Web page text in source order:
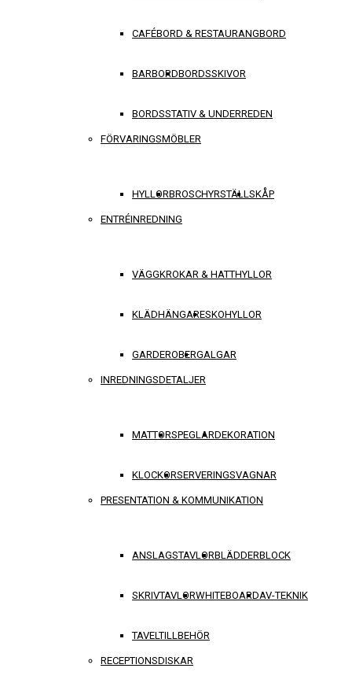
CAFÉBORD & RESTAURANGBORD
BARBORDBORDSSKIVOR
BORDSSTATIV & UNDERREDEN
FÖRVARINGSMÖBLER
HYLLORBROSCHYRSTÄLLSKÅP
ENTRÉINREDNING
VÄGGKROKAR & HATTHYLLOR
KLÄDHÄNGARESKOHYLLOR
GARDEROBERGALGAR
INREDNINGSDETALJER
MATTORSPEGLARDEKORATION
KLOCKORSERVERINGSVAGNAR
PRESENTATION & KOMMUNIKATION
ANSLAGSTAVLORBLÄDDERBLOCK
SKRIVTAVLORWHITEBOARDAV-TEKNIK
TAVELTILLBEHÖR
RECEPTIONSDISKAR